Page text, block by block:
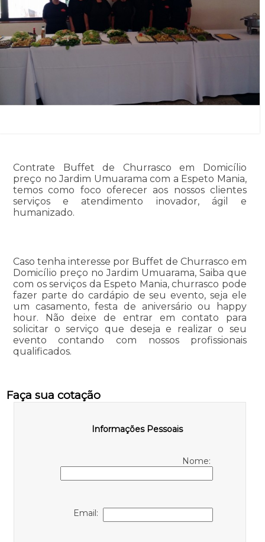
Contrate Buffet de Churrasco em Domicílio
preço no Jardim Umuarama com a Espeto Mania,
temos como foco oferecer aos nossos clientes
serviços e atendimento inovador, ágil e
humanizado.
Caso tenha interesse por Buffet de Churrasco em
Domicílio preço no Jardim Umuarama, Saiba que
com os serviços da Espeto Mania, churrasco pode
fazer parte do cardápio de seu evento, seja ele
um casamento, festa de aniversário ou happy
hour. Não deixe de entrar em contato para
solicitar o serviço que deseja e realizar o seu
evento contando com nossos profissionais
qualificados.
Faça sua cotação
Informações Pessoais
Nome:
Email: